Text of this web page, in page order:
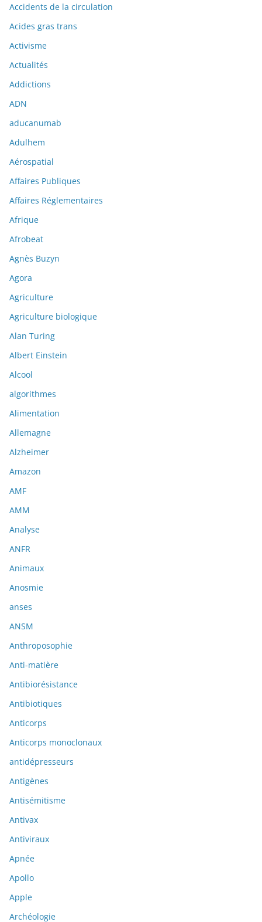
Accidents de la circulation
Acides gras trans
Activisme
Actualités
Addictions
ADN
aducanumab
Adulhem
Aérospatial
Affaires Publiques
Affaires Réglementaires
Afrique
Afrobeat
Agnès Buzyn
Agora
Agriculture
Agriculture biologique
Alan Turing
Albert Einstein
Alcool
algorithmes
Alimentation
Allemagne
Alzheimer
Amazon
AMF
AMM
Analyse
ANFR
Animaux
Anosmie
anses
ANSM
Anthroposophie
Anti-matière
Antibiorésistance
Antibiotiques
Anticorps
Anticorps monoclonaux
antidépresseurs
Antigènes
Antisémitisme
Antivax
Antiviraux
Apnée
Apollo
Apple
Archéologie